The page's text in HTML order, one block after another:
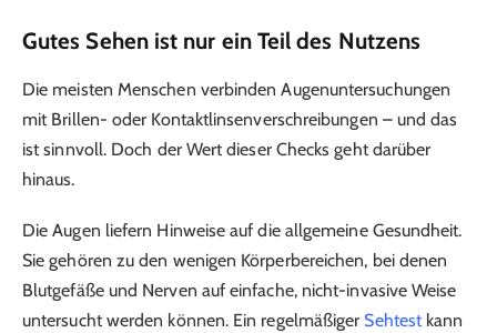
Gutes Sehen ist nur ein Teil des Nutzens
Die meisten Menschen verbinden Augenuntersuchungen
mit Brillen- oder Kontaktlinsenverschreibungen – und das
ist sinnvoll. Doch der Wert dieser Checks geht darüber
hinaus.
Die Augen liefern Hinweise auf die allgemeine Gesundheit.
Sie gehören zu den wenigen Körperbereichen, bei denen
Blutgefäße und Nerven auf einfache, nicht-invasive Weise
untersucht werden können. Ein regelmäßiger Sehtestkann